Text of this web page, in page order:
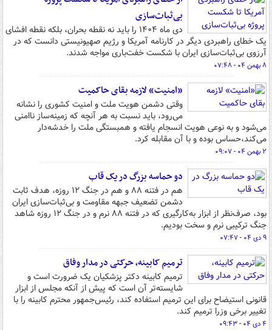
بی‌ثبات‌سازی
دی ماه ۱۴۰۴ را باید نه نقطه بحران، بلکه نقطه افشای
یک خطای راهبردی دیگر در کارنامه آمریکا و رژیم صهیونیستی دانست که در
آرزوی بی‌ثبات‌سازی ایران با شکست خفت‌باری مواجه شدند.
۸ بهمن ۰۴ - ۰۷:۴۸
«امنیت» لازمه بقای حاکمیت
وقتی دشمن هویت ملت و امنیت کشوری را نشانه
می‌رود، باید نسبت به هر آنچه که زمینه‌ساز ناامنی
می‌شود و به نوعی هویت انسجام یافته و همبستگی ملت را خدشه‌دار
می‌کند،حساس بوده و با آن مقابله کرد.
۲ بهمن ۰۴ - ۰۹:۰۷
دو حماسه بزرگ در یک قاب
هم در فتنه ۸۸ و هم در جنگ ۱۲ روزه‌، هدف ثابت
دشمن تضعیف جبهه مقاومت و بی‌ثبات‌سازی ایران
بود، صرف‌نظر از ابزار به‌کارگیری که در فتنه ۸۸ نرم و در جنگ ۱۲ روزه شاهد
جنگ ترکیبی نرم و سخت بودیم.
۹ دی ۰۴ - ۰۷:۴۷
ترمیم کابینه، حرکتی در مدار وفاق
ترمیم کابینه دکتر پزشکیان یک ضرورت است و
شایسته‌تر آن است که پیش از آنکه مجلس از ابزار
قانونی استیضاح برای این ترمیم استفاده کند، رئیس‌جمهور محترم کابینه را با
تغییر برخی وزرا ترمیم کند.
۴ دی ۰۴ - ۰۹:۴۳